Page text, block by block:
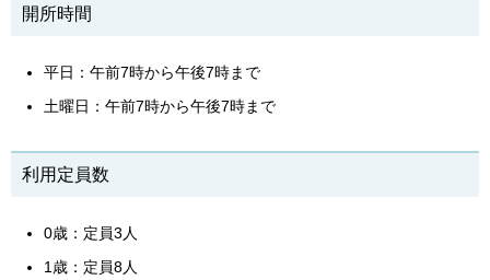
開所時間
平日：午前7時から午後7時まで
土曜日：午前7時から午後7時まで
利用定員数
0歳：定員3人
1歳：定員8人